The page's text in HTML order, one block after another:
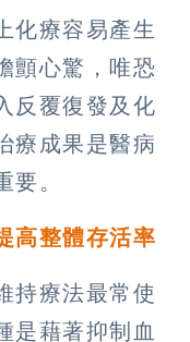
化療容易產生
顫心驚，唯恐
反覆復發及化
療成果是醫病
要。
高整體存活率
持療法最常使
是藉著抑制血